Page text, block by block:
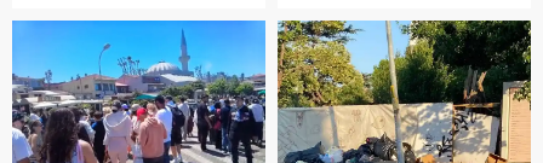
görkemli görsel
şölenlerinden biri yaşandı.
yenilenmeye giderek 23
ilçenin yönetimine yeni
isimler atadı